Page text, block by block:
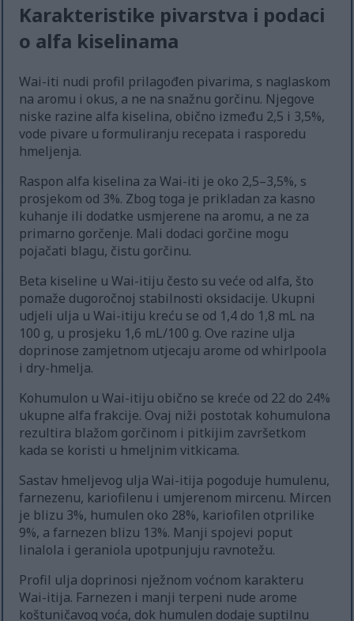
Karakteristike pivarstva i podaci
o alfa kiselinama
Wai-iti nudi profil prilagođen pivarima, s naglaskom
na aromu i okus, a ne na snažnu gorčinu. Njegove
niske razine alfa kiselina, obično između 2,5 i 3,5%,
vode pivare u formuliranju recepata i rasporedu
hmeljenja.
Raspon alfa kiselina za Wai-iti je oko 2,5–3,5%, s
prosjekom od 3%. Zbog toga je prikladan za kasno
kuhanje ili dodatke usmjerene na aromu, a ne za
primarno gorčenje. Mali dodaci gorčine mogu
pojačati blagu, čistu gorčinu.
Beta kiseline u Wai-itiju često su veće od alfa, što
pomaže dugoročnoj stabilnosti oksidacije. Ukupni
udjeli ulja u Wai-itiju kreću se od 1,4 do 1,8 mL na
100 g, u prosjeku 1,6 mL/100 g. Ove razine ulja
doprinose zamjetnom utjecaju arome od whirlpoola
i dry-hmelja.
Kohumulon u Wai-itiju obično se kreće od 22 do 24%
ukupne alfa frakcije. Ovaj niži postotak kohumulona
rezultira blažom gorčinom i pitkijim završetkom
kada se koristi u hmeljnim vitkicama.
Sastav hmeljevog ulja Wai-itija pogoduje humulenu,
farnezenu, kariofilenu i umjerenom mircenu. Mircen
je blizu 3%, humulen oko 28%, kariofilen otprilike
9%, a farnezen blizu 13%. Manji spojevi poput
linalola i geraniola upotpunjuju ravnotežu.
Profil ulja doprinosi nježnom voćnom karakteru
Wai-itija. Farnezen i manji terpeni nude arome
koštuničavog voća, dok humulen dodaje suptilnu